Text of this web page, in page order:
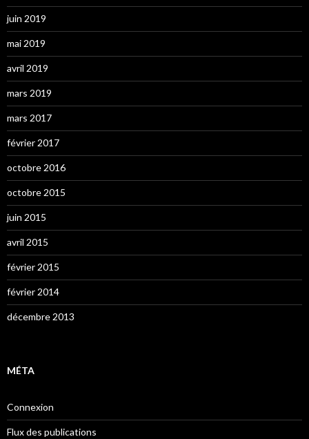
juin 2019
mai 2019
avril 2019
mars 2019
mars 2017
février 2017
octobre 2016
octobre 2015
juin 2015
avril 2015
février 2015
février 2014
décembre 2013
MÉTA
Connexion
Flux des publications